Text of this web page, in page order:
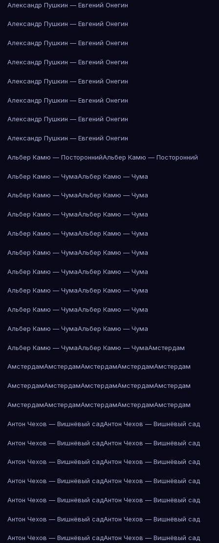
Александр Пушкин — Евгений Онегин
Александр Пушкин — Евгений Онегин
Александр Пушкин — Евгений Онегин
Александр Пушкин — Евгений Онегин
Александр Пушкин — Евгений Онегин
Александр Пушкин — Евгений Онегин
Александр Пушкин — Евгений Онегин
Александр Пушкин — Евгений Онегин
Альбер Камю — ПостороннийАльбер Камю — Посторонний
Альбер Камю — ЧумаАльбер Камю — Чума
Альбер Камю — ЧумаАльбер Камю — Чума
Альбер Камю — ЧумаАльбер Камю — Чума
Альбер Камю — ЧумаАльбер Камю — Чума
Альбер Камю — ЧумаАльбер Камю — Чума
Альбер Камю — ЧумаАльбер Камю — Чума
Альбер Камю — ЧумаАльбер Камю — Чума
Альбер Камю — ЧумаАльбер Камю — Чума
Альбер Камю — ЧумаАльбер Камю — Чума
Альбер Камю — ЧумаАльбер Камю — ЧумаАмстердам
АмстердамАмстердамАмстердамАмстердамАмстердам
АмстердамАмстердамАмстердамАмстердамАмстердам
АмстердамАмстердамАмстердамАмстердамАмстердам
Антон Чехов — Вишнёвый садАнтон Чехов — Вишнёвый сад
Антон Чехов — Вишнёвый садАнтон Чехов — Вишнёвый сад
Антон Чехов — Вишнёвый садАнтон Чехов — Вишнёвый сад
Антон Чехов — Вишнёвый садАнтон Чехов — Вишнёвый сад
Антон Чехов — Вишнёвый садАнтон Чехов — Вишнёвый сад
Антон Чехов — Вишнёвый садАнтон Чехов — Вишнёвый сад
Антон Чехов — Вишнёвый садАнтон Чехов — Вишнёвый сад